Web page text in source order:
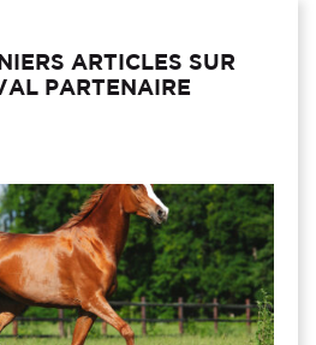
ARTICLES SUR
PARTENAIRE